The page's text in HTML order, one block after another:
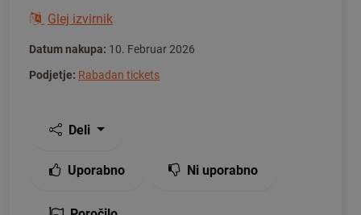
Glej izvirnik
Datum nakupa: 10. Februar 2026
Podjetje: Rabadan tickets
Deli
Uporabno Ni uporabno